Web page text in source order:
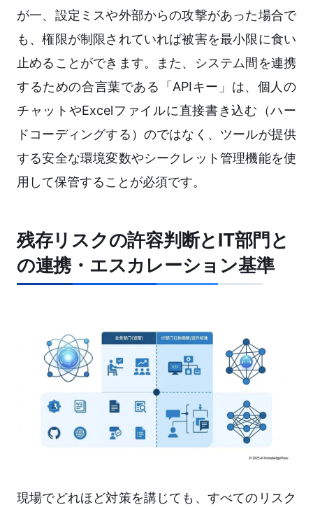
が一、設定ミスや外部からの攻撃があった場合で
も、権限が制限されていれば被害を最小限に食い
止めることができます。また、システム間を連携
するための合言葉である「APIキー」は、個人の
チャットやExcelファイルに直接書き込む（ハー
ドコーディングする）のではなく、ツールが提供
する安全な環境変数やシークレット管理機能を使
用して保管することが必須です。
残存リスクの許容判断とIT部門と
の連携・エスカレーション基準
現場でどれほど対策を講じても、すべてのリスク